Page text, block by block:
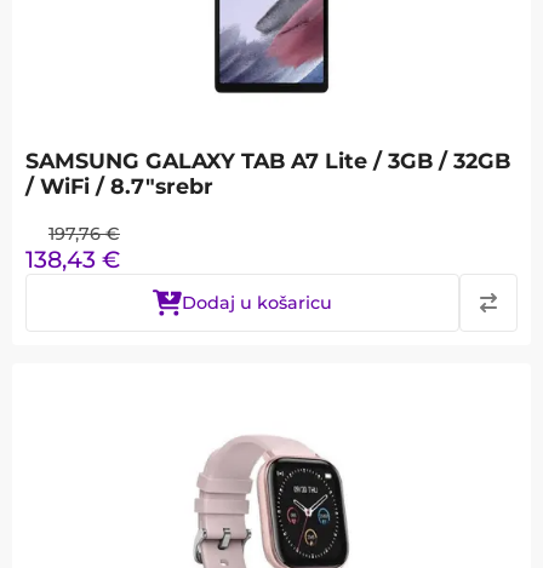
SAMSUNG GALAXY TAB A7 Lite / 3GB / 32GB
/ WiFi / 8.7"srebr
197,76 €
138,43 €
Dodaj u košaricu